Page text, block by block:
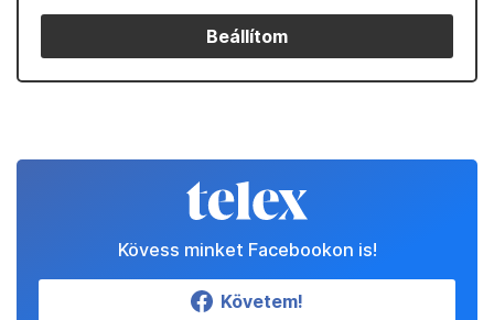
Beállítom
Kövess minket Facebookon is!
Követem!